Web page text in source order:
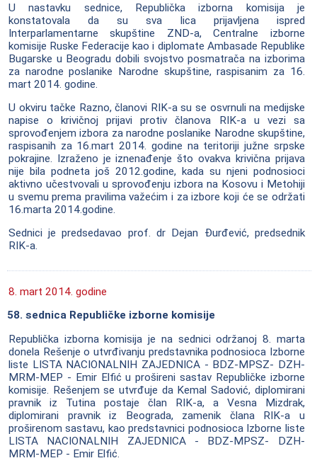
U nastavku sednice, Republička izborna komisija je
konstatovala da su sva lica prijavljena ispred
Interparlamentarne skupštine ZND-a, Centralne izborne
komisije Ruske Federacije kao i diplomate Ambasade Republike
Bugarske u Beogradu dobili svojstvo posmatrača na izborima
za narodne poslanike Narodne skupštine, raspisanim za 16.
mart 2014. godine.
U okviru tačke Razno, članovi RIK-a su se osvrnuli na medijske
napise o krivičnoj prijavi protiv članova RIK-a u vezi sa
sprovođenjem izbora za narodne poslanike Narodne skupštine,
raspisanih za 16.mart 2014. godine na teritoriji južne srpske
pokrajine. Izraženo je iznenađenje što ovakva krivična prijava
nije bila podneta još 2012.godine, kada su njeni podnosioci
aktivno učestvovali u sprovođenju izbora na Kosovu i Metohiji
u svemu prema pravilima važećim i za izbore koji će se održati
16.marta 2014.godine.
Sednici je predsedavao prof. dr Dejan Đurđević, predsednik
RIK-a.
8. mart 2014. godine
58. sednica Republičke izborne komisije
Republička izborna komisija je na sednici održanoj 8. marta
donela Rešenje o utvrđivanju predstavnika podnosioca Izborne
liste LISTA NACIONALNIH ZAJEDNICA - BDZ-MPSZ- DZH-
MRM-MEP - Emir Elfić u prošireni sastav Republičke izborne
komisije. Rešenjem se utvrđuje da Kemal Sadović, diplomirani
pravnik iz Tutina postaje član RIK-a, a Vesna Mizdrak,
diplomirani pravnik iz Beograda, zamenik člana RIK-a u
proširenom sastavu, kao predstavnici podnosioca Izborne liste
LISTA NACIONALNIH ZAJEDNICA - BDZ-MPSZ- DZH-
MRM-MEP - Emir Elfić.